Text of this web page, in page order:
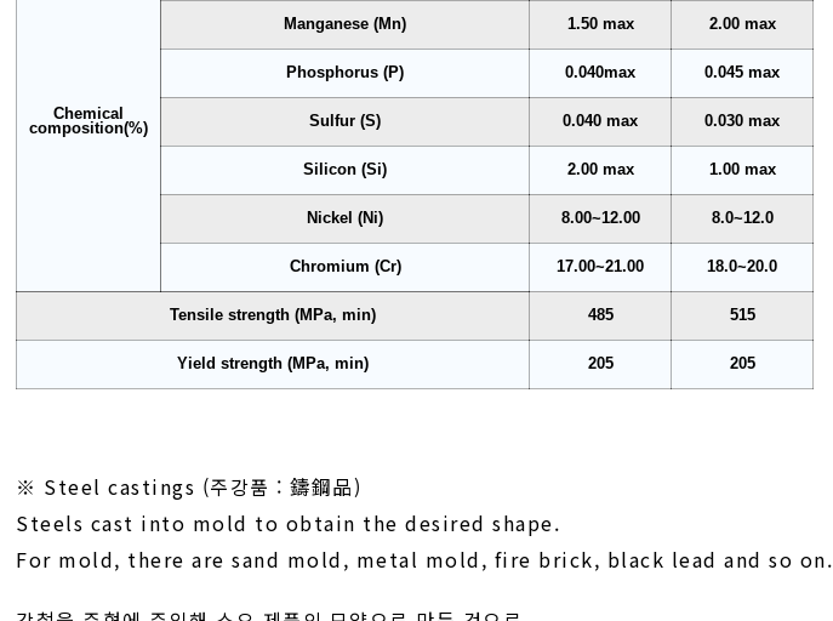
Chemical
composition(%)
Manganese (Mn) 1.50 max 2.00 max
Phosphorus (P) 0.040max 0.045 max
Sulfur (S) 0.040 max 0.030 max
Silicon (Si) 2.00 max 1.00 max
Nickel (Ni) 8.00~12.00 8.0~12.0
Chromium (Cr) 17.00~21.00 18.0~20.0
Tensile strength (MPa, min) 485 515
Yield strength (MPa, min) 205 205
※ Steel castings (주강품 : 鑄鋼品)
Steels cast into mold to obtain the desired shape.
For mold, there are sand mold, metal mold, fire brick, black lead and so on.